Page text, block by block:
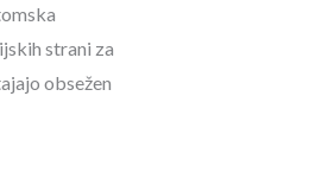
strani za
obsežen